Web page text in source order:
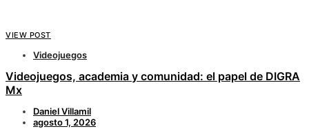
VIEW POST
Videojuegos
Videojuegos, academia y comunidad: el papel de DIGRA
Mx
Daniel Villamil
agosto 1, 2026